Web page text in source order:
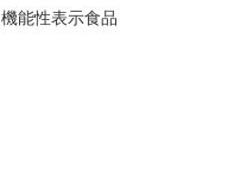
能性表示食品